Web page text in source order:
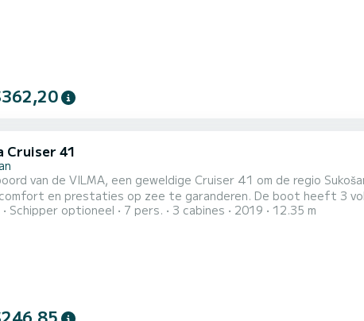
Cruiser 41
van de VILMA, een geweldige Cruiser 41 om de regio
op zee te garanderen. De boot heeft 3 volledig uitgeruste hut(ten) en een capaciteit van 7
Met een totale lengte van 12 meter is het uw beste
Schipper optioneel 7 pers. 3 cabines 2019 12.35 m